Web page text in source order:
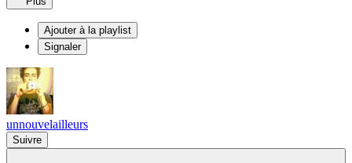
Ajouter à la playlist
Signaler
unnouvelailleurs
Suivre